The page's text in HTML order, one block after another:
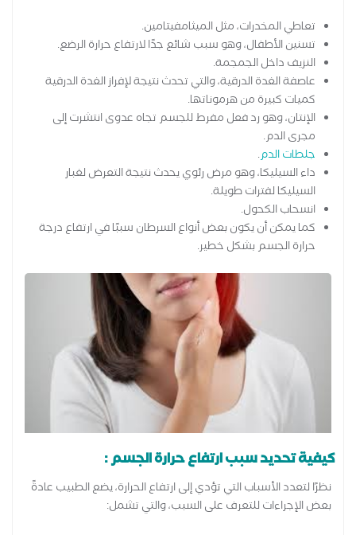
تعاطي المخدرات، مثل الميثامفيتامين.
تسنين الأطفال، وهو سبب شائع جدًا لارتفاع حرارة الرضع.
النزيف داخل الجمجمة.
عاصفة الغدة الدرقية، والتي تحدث نتيجة لإفراز الغدة الدرقية
كميات كبيرة من هرموناتها.
الإنتان، وهو رد فعل مفرط للجسم تجاه عدوى انتشرت إلى
مجرى الدم.
جلطات الدم.
داء السيليكا، وهو مرض رئوي يحدث نتيجة التعرض لغبار
السيليكا لفترات طويلة.
انسحاب الكحول.
كما يمكن أن يكون بعض أنواع السرطان سببًا في ارتفاع درجة
حرارة الجسم بشكل خطير.
كيفية تحديد سبب ارتفاع حرارة الجسم :
نظرًا لتعدد الأسباب التي تؤدي إلى ارتفاع الحرارة، يضع الطبيب عادةً
بعض الإجراءات للتعرف على السبب، والتي تشمل: